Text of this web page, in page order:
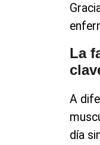
La
A
día